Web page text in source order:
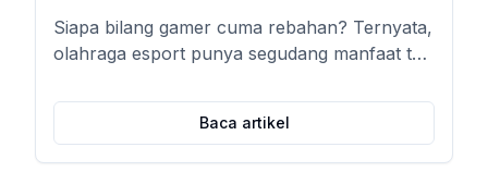
Koordinasi Motorikmu!
Siapa bilang gamer cuma rebahan? Ternyata,
olahraga esport punya segudang manfaat tak
bongkar rahasia ilmiahnya!
Baca artikel